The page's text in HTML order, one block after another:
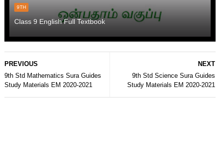
9TH
Class 9 English Full Textbook
NEXT
9th Std Science Sura Guides
Study Materials EM 2020-2021
PREVIOUS
9th Std Mathematics Sura Guides
Study Materials EM 2020-2021